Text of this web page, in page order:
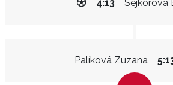
Sejkorová
4:13
Palíková Zuzana